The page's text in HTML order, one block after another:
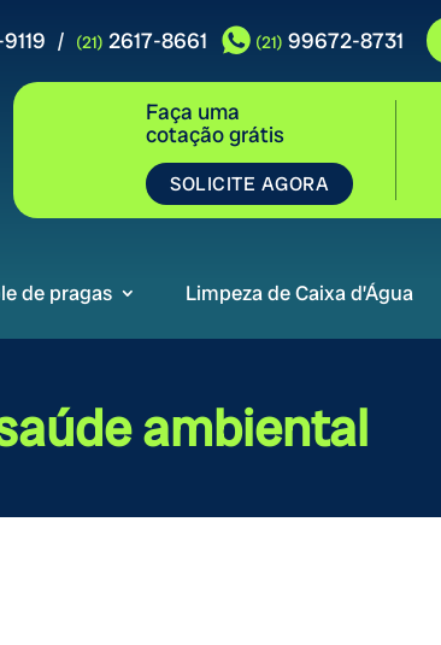
/ (21) 2617-8661 (21) 99672-8731
Faça uma
cotação grátis
SOLICITE AGORA
de pragas Limpeza de Caixa d’Água
ambiental